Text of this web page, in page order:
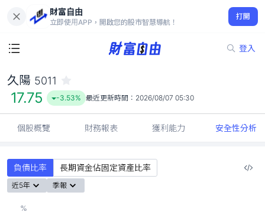
財富自由
立即使用APP，開啟您的股市智慧導航！
打開
登入
17.75
-3.53%
久陽 5011
17.75 -3.53% 最近更新時間： 2026/08/07 05:30
個股概覽 財務報表 獲利能力 安全性分析
負債比率 長期資金佔固定資產比率
近5年 季報